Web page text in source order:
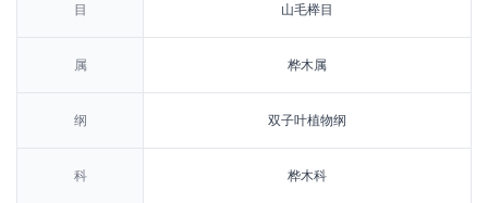
目 山毛榉目
属 桦木属
纲 双子叶植物纲
科 桦木科